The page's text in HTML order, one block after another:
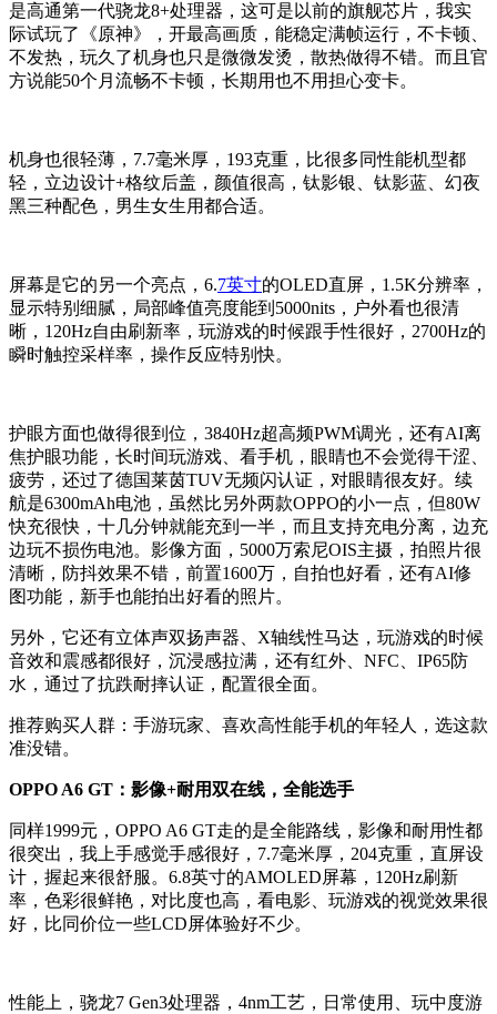
是高通第一代骁龙8+处理器，这可是以前的旗舰芯片，我实
际试玩了《原神》，开最高画质，能稳定满帧运行，不卡顿、
不发热，玩久了机身也只是微微发烫，散热做得不错。而且官
方说能50个月流畅不卡顿，长期用也不用担心变卡。
机身也很轻薄，7.7毫米厚，193克重，比很多同性能机型都
轻，立边设计+格纹后盖，颜值很高，钛影银、钛影蓝、幻夜
黑三种配色，男生女生用都合适。
屏幕是它的另一个亮点，6.7英寸的OLED直屏，1.5K分辨率，
显示特别细腻，局部峰值亮度能到5000nits，户外看也很清
晰，120Hz自由刷新率，玩游戏的时候跟手性很好，2700Hz的
瞬时触控采样率，操作反应特别快。
护眼方面也做得很到位，3840Hz超高频PWM调光，还有AI离
焦护眼功能，长时间玩游戏、看手机，眼睛也不会觉得干涩、
疲劳，还过了德国莱茵TUV无频闪认证，对眼睛很友好。续
航是6300mAh电池，虽然比另外两款OPPO的小一点，但80W
快充很快，十几分钟就能充到一半，而且支持充电分离，边充
边玩不损伤电池。影像方面，5000万索尼OIS主摄，拍照片很
清晰，防抖效果不错，前置1600万，自拍也好看，还有AI修
图功能，新手也能拍出好看的照片。
另外，它还有立体声双扬声器、X轴线性马达，玩游戏的时候
音效和震感都很好，沉浸感拉满，还有红外、NFC、IP65防
水，通过了抗跌耐摔认证，配置很全面。
推荐购买人群： 手游玩家、喜欢高性能手机的年轻人，选这款
准没错。
OPPO A6 GT：影像+耐用双在线，全能选手
同样1999元，OPPO A6 GT走的是全能路线，影像和耐用性都
很突出，我上手感觉手感很好，7.7毫米厚，204克重，直屏设
计，握起来很舒服。6.8英寸的AMOLED屏幕，120Hz刷新
率，色彩很鲜艳，对比度也高，看电影、玩游戏的视觉效果很
好，比同价位一些LCD屏体验好不少。
性能上，骁龙7 Gen3处理器，4nm工艺，日常使用、玩中度游